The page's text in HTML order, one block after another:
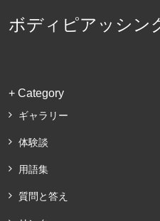
ボディピアッシン
+ Category
ギャラリー
体験談
用語集
質問と答え